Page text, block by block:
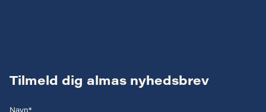
Tilmeld dig almas nyhedsbrev